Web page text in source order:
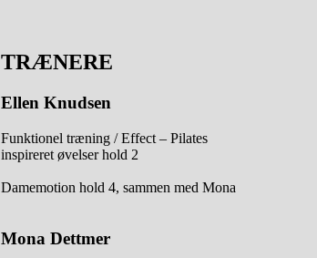
TRÆNERE
Ellen Knudsen
Funktionel træning / Effect – Pilates
inspireret øvelser hold 2
Damemotion hold 4, sammen med Mona
Mona Dettmer